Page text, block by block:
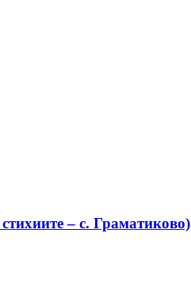
– с. Граматиково)